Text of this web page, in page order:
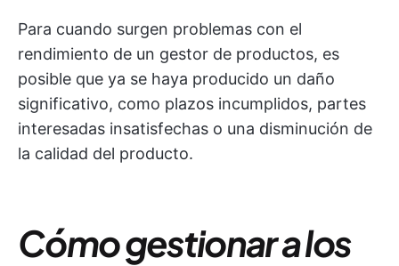
Para cuando surgen problemas con el
rendimiento de un gestor de productos, es
posible que ya se haya producido un daño
significativo, como plazos incumplidos, partes
interesadas insatisfechas o una disminución de
la calidad del producto.
Cómo gestionar a los